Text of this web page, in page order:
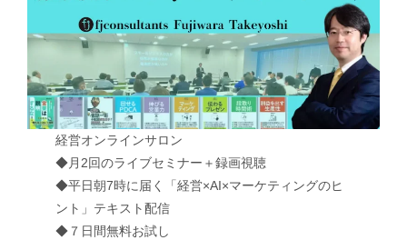
経営オンラインサロン
◆月2回のライブセミナー＋録画視聴
◆平日朝7時に届く「経営×AI×マーケティングのヒ
ント」テキスト配信
◆７日間無料お試し